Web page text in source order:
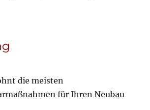
die meisten
für Ihren Neubau